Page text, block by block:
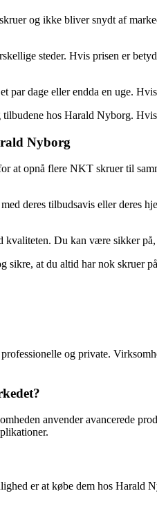
og ikke bliver snydt af
steder. Hvis prisen er
par dage eller endda en uge.
hos Harald Nyborg.
Nyborg
at opnå flere NKT skruer til
deres tilbudsavis eller deres
Du kan være sikker
sikre, at du altid har nok
og private.
anvender avancerede
er at købe dem hos Harald